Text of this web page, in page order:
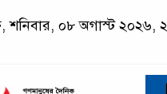
শনিবার, ০৮ অগাস্ট ২০২৬,